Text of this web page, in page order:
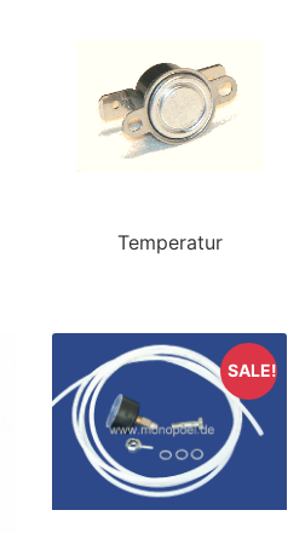
Temperatur
SALE!